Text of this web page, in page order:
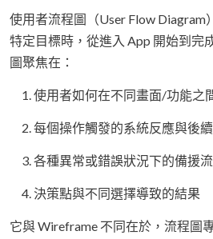
使用者流程圖（User Flow Diagram
特定目標時，從進入 App 開始到完
圖聚焦在：
使用者如何在不同畫面/功能之
每個操作觸發的系統反應與後
各種異常或錯誤狀況下的備援
決策點與不同選擇導致的結果
它與 Wireframe 不同在於，流程圖